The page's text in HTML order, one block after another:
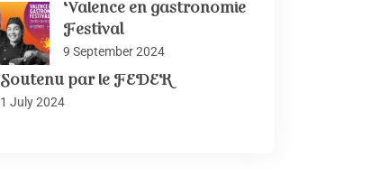
Valence en gastronomie
Festival
9 September 2024
Soutenu par le FEDER
1 July 2024